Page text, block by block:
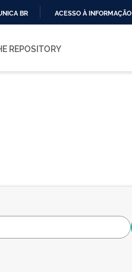
O
BR ACESSO À INFORMAÇÃO
REPOSITORY